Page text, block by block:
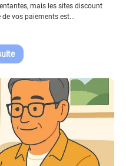
mais les sites discount
vos paiements est...